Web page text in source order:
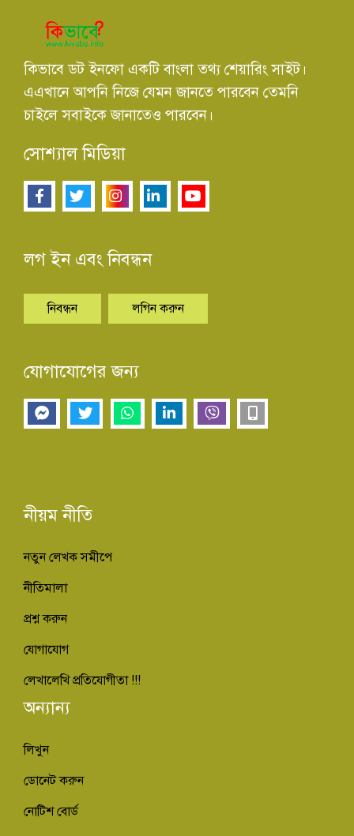
কিভাবে ডট ইনফো একটি বাংলা তথ্য শেয়ারিং সাইট।
এএখানে আপনি নিজে যেমন জানতে পারবেন তেমনি
চাইলে সবাইকে জানাতেও পারবেন।
সোশ্যাল মিডিয়া
লগ ইন এবং নিবন্ধন
নিবন্ধন লগিন করুন
যোগাযোগের জন্য
নীয়ম নীতি
নতুন লেখক সমীপে
নীতিমালা
প্রশ্ন করুন
যোগাযোগ
লেখালেখি প্রতিযোগীতা !!!
অন্যান্য
লিখুন
ডোনেট করুন
নোটিশ বোর্ড